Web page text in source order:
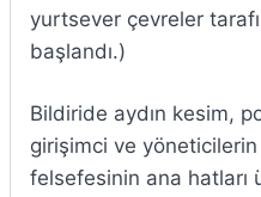
yurtsever çevreler
başlandı.)
Bildiride aydın kesim,
girişimci ve yöneticilerin
felsefesinin ana hatları